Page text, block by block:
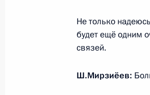
6 сентября 2016
Визит в
Не только
будет ещё одним
связей.
Ш.Мирзиёев: